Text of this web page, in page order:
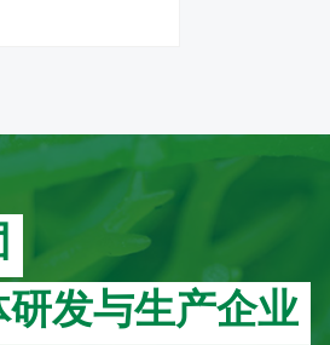
研发与生产企业